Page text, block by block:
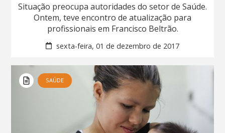
Situação preocupa autoridades do setor de Saúde.
Ontem, teve encontro de atualização para
profissionais em Francisco Beltrão.
sexta-feira, 01 de dezembro de 2017
SAÚDE